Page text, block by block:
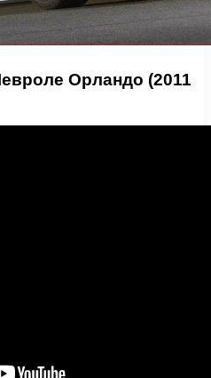
Орландо (2011